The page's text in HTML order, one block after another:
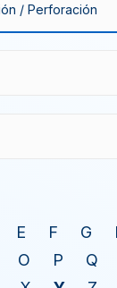
E F G
O P Q